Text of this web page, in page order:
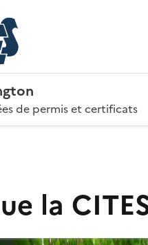
de permis et certificats
la